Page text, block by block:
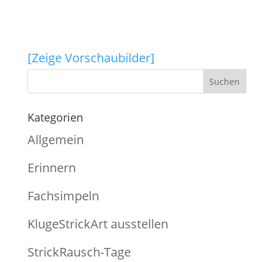
[Zeige Vorschaubilder]
Kategorien
Allgemein
Erinnern
Fachsimpeln
KlugeStrickArt ausstellen
StrickRausch-Tage